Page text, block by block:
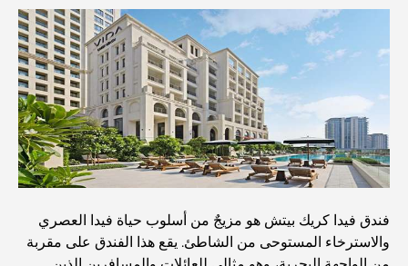
منازل متوافقة مع مبادئ فاستو: دليل عملي لتحقيق التوازن
والانسجام
أفضل شركات تنسيق الحدائق في دبي: تحويل المساحات
أفضل شركات نقل الأثاث في دبي: دليل شامل
نخلة جبل علي مقابل نخلة جميرا: مقارنة واضحة لمشتري
العقارات الأذكياء
فندق فيدا كريك بيتش هو مزيجٌ من أسلوب حياة فيدا العصري
والاسترخاء المستوحى من الشاطئ. يقع هذا الفندق على مقربة